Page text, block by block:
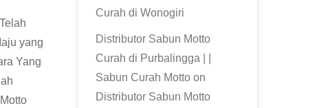
yang
Yang
Curah di Wonogiri
Distributor Sabun Motto
Curah di Purbalingga | |
Sabun Curah Mottoon
Distributor Sabun Motto